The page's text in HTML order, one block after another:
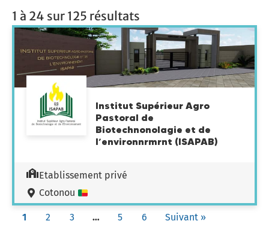
1 à 24 sur 125 résultats
Institut Supérieur Agro
Pastoral de
Biotechnonolagie et de
l’environnrmrnt (ISAPAB)
Etablissement privé
Cotonou
1 2 3 … 5 6 Suivant »